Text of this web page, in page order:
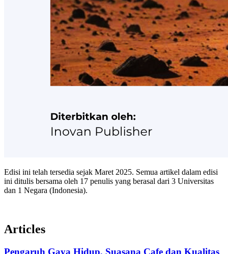
Edisi ini telah tersedia sejak Maret 2025. Semua artikel dalam edisi
ini ditulis bersama oleh 17 penulis yang berasal dari 3 Universitas
dan 1 Negara (Indonesia).
Articles
Pengaruh Gaya Hidup, Suasana Cafe dan Kualitas